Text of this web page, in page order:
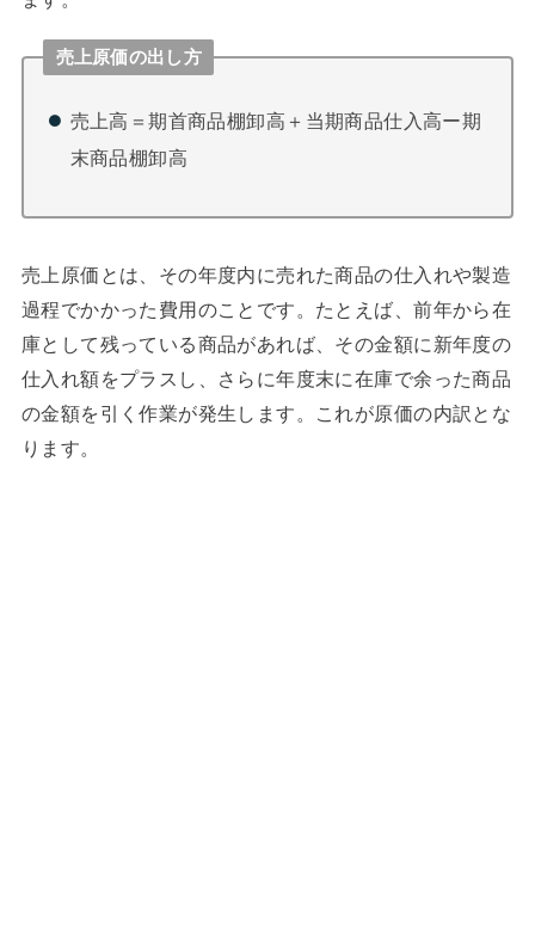
売上原価の出し方
売上高＝期首商品棚卸高＋当期商品仕入高ー期
末商品棚卸高
売上原価とは、その年度内に売れた商品の仕入れや製造
過程でかかった費用のことです。たとえば、前年から在
庫として残っている商品があれば、その金額に新年度の
仕入れ額をプラスし、さらに年度末に在庫で余った商品
の金額を引く作業が発生します。これが原価の内訳とな
ります。